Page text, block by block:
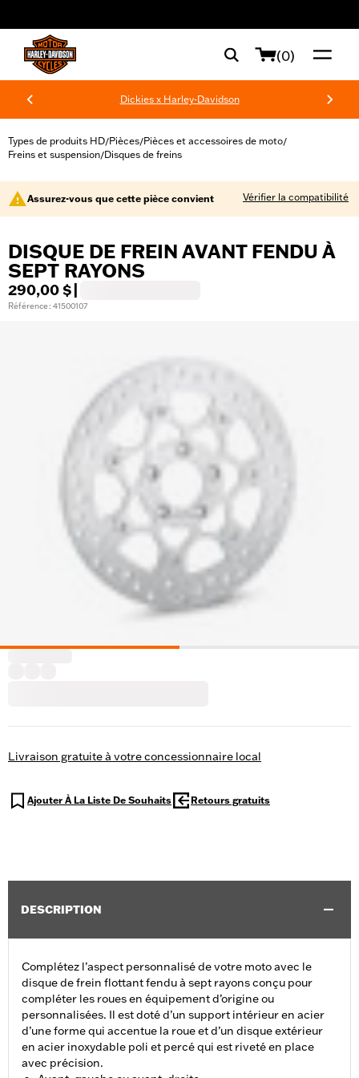
(0)
Dickies x Harley-Davidson
Types de produits HD/Pièces/Pièces et accessoires de moto/
Freins et suspension/Disques de freins
Assurez-vous que cette pièce convient Vérifier la compatibilité
DISQUE DE FREIN AVANT FENDU À
SEPT RAYONS
290,00 $
Référence : 41500107
Livraison gratuite à votre concessionnaire local
Ajouter À La Liste De Souhaits Retours gratuits
DESCRIPTION
Complétez l’aspect personnalisé de votre moto avec le
disque de frein flottant fendu à sept rayons conçu pour
compléter les roues en équipement d’origine ou
personnalisées. Il est doté d’un support intérieur en acier
d’une forme qui accentue la roue et d’un disque extérieur
en acier inoxydable poli et percé qui est riveté en place
avec précision.